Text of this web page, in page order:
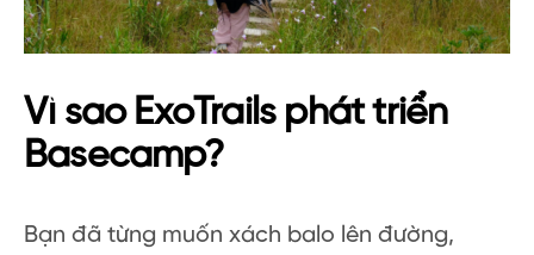
Vì sao ExoTrails phát triển
Basecamp?
Bạn đã từng muốn xách balo lên đường,